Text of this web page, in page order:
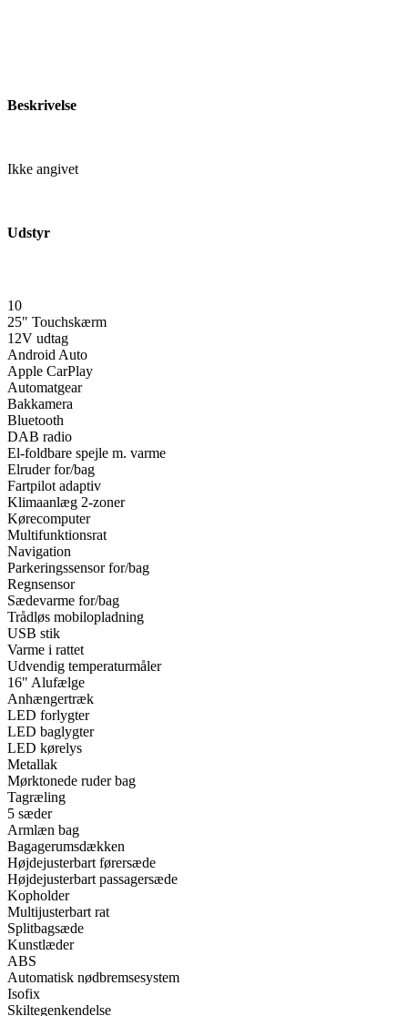
Beskrivelse
Ikke angivet
Udstyr
10
25" Touchskærm
12V udtag
Android Auto
Apple CarPlay
Automatgear
Bakkamera
Bluetooth
DAB radio
El-foldbare spejle m. varme
Elruder for/bag
Fartpilot adaptiv
Klimaanlæg 2-zoner
Kørecomputer
Multifunktionsrat
Navigation
Parkeringssensor for/bag
Regnsensor
Sædevarme for/bag
Trådløs mobilopladning
USB stik
Varme i rattet
Udvendig temperaturmåler
16" Alufælge
Anhængertræk
LED forlygter
LED baglygter
LED kørelys
Metallak
Mørktonede ruder bag
Tagræling
5 sæder
Armlæn bag
Bagagerumsdækken
Højdejusterbart førersæde
Højdejusterbart passagersæde
Kopholder
Multijusterbart rat
Splitbagsæde
Kunstlæder
ABS
Automatisk nødbremsesystem
Isofix
Skiltegenkendelse